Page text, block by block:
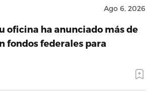
Ago 6, 2026
oficina ha anunciado más de
fondos federales para